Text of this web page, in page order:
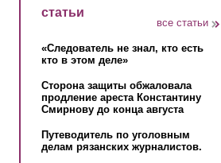
статьи
все статьи
«Следователь не знал, кто есть
кто в этом деле»
Сторона защиты обжаловала
продление ареста Константину
Смирнову до конца августа
Путеводитель по уголовным
делам рязанских журналистов.